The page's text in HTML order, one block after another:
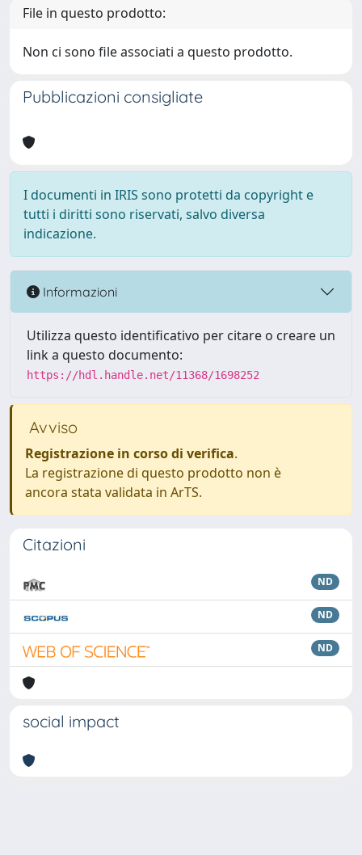
File in questo prodotto:
Non ci sono file associati a questo prodotto.
Pubblicazioni consigliate
I documenti in IRIS sono protetti da copyright e
tutti i diritti sono riservati, salvo diversa
indicazione.
Informazioni
Utilizza questo identificativo per citare o creare un
link a questo documento:
https://hdl.handle.net/11368/1698252
Avviso
Registrazione in corso di verifica.
La registrazione di questo prodotto non è
ancora stata validata in ArTS.
Citazioni
ND
ND
ND
social impact